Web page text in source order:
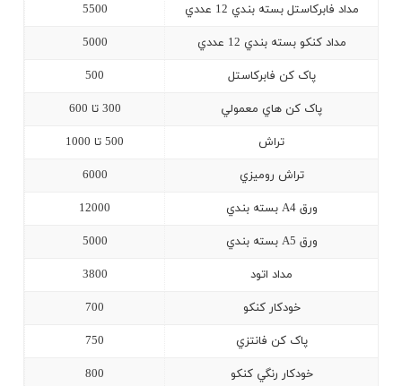
مداد فابرکاستل بسته بندي 12 عددي 5500
مداد کنکو بسته بندي 12 عددي 5000
پاک کن فابرکاستل 500
پاک کن هاي معمولي 300 تا 600
تراش 500 تا 1000
تراش روميزي 6000
ورق A4 بسته بندي 12000
ورق A5 بسته بندي 5000
مداد اتود 3800
خودکار کنکو 700
پاک کن فانتزي 750
خودکار رنگي کنکو 800